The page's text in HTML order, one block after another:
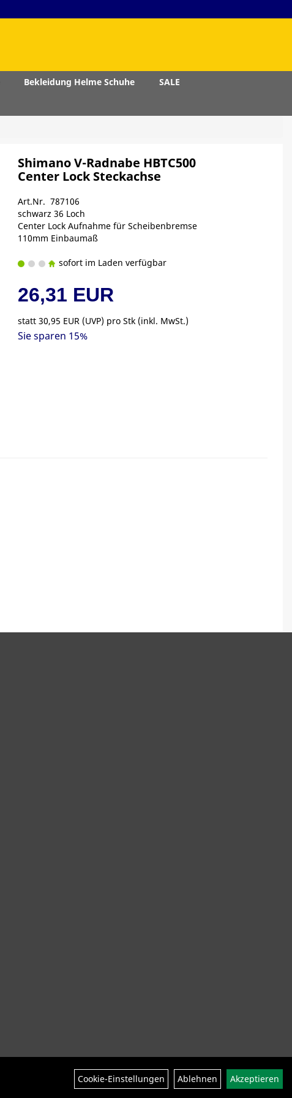
Bekleidung Helme Schuhe
SALE
Shimano V-Radnabe HBTC500
Center Lock Steckachse
Art.Nr. 787106
schwarz 36 Loch
Center Lock Aufnahme für Scheibenbremse
110mm Einbaumaß
sofort im Laden verfügbar
26,31 EUR
statt30,95 EUR (UVP) pro Stk (inkl. MwSt.)
Sie sparen 15%
Cookie-Einstellungen Ablehnen Akzeptieren